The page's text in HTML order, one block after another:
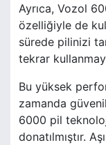
Ayrıca, Vozol
özelliğiyle de
sürede pilinizi
tekrar
Bu yüksek
zamanda
6000 pil
donatılmıştır.